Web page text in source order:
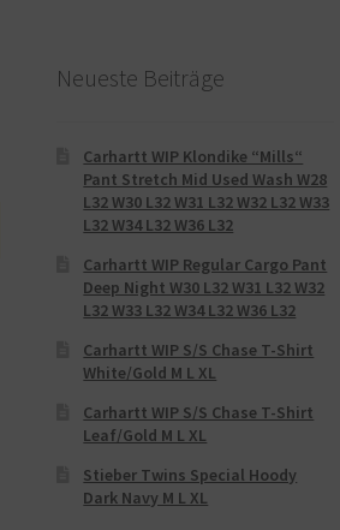
Neueste Beiträge
Carhartt WIP Klondike “Mills“
Pant Stretch Mid Used Wash W28
L32 W30 L32 W31 L32 W32 L32 W33
L32 W34 L32 W36 L32
Carhartt WIP Regular Cargo Pant
Deep Night W30 L32 W31 L32 W32
L32 W33 L32 W34 L32 W36 L32
Carhartt WIP S/S Chase T-Shirt
White/Gold M L XL
Carhartt WIP S/S Chase T-Shirt
Leaf/Gold M L XL
Stieber Twins Special Hoody
Dark Navy M L XL